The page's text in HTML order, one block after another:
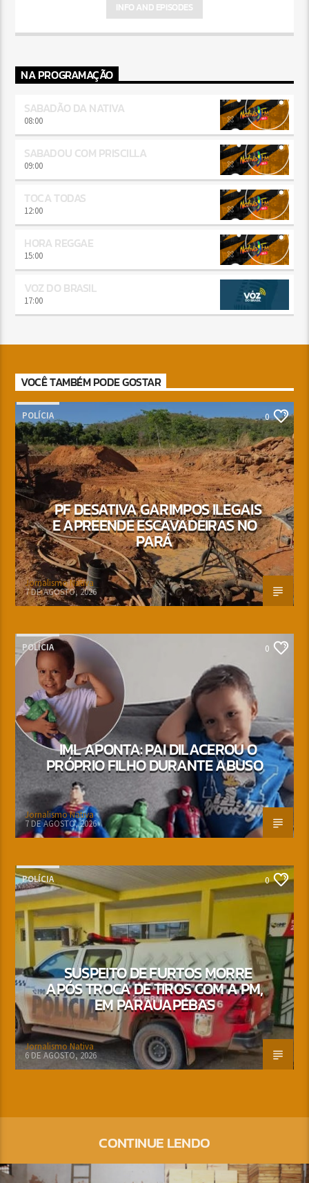
INFO AND EPISODES
NA PROGRAMAÇÃO
SABADÃO DA NATIVA
08:00
SABADOU COM PRISCILLA
09:00
TOCA TODAS
12:00
HORA REGGAE
15:00
VOZ DO BRASIL
17:00
VOCÊ TAMBÉM PODE GOSTAR
POLÍCIA 0
PF DESATIVA GARIMPOS ILEGAIS
E APREENDE ESCAVADEIRAS NO
PARÁ
Jornalismo Nativa
7 DE AGOSTO, 2026
POLÍCIA 0
IML APONTA: PAI DILACEROU O
PRÓPRIO FILHO DURANTE ABUSO
Jornalismo Nativa
7 DE AGOSTO, 2026
POLÍCIA 0
SUSPEITO DE FURTOS MORRE
APÓS TROCA DE TIROS COM A PM,
EM PARAUAPEBAS
Jornalismo Nativa
6 DE AGOSTO, 2026
CONTINUE LENDO